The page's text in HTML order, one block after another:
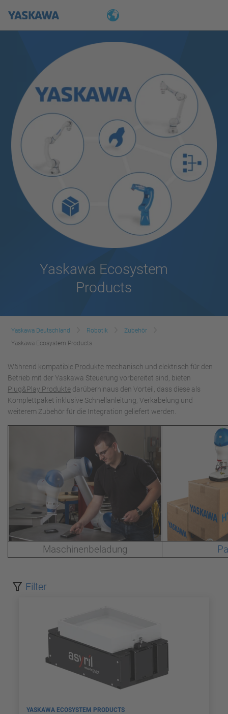
Yaskawa Ecosystem
Products
Yaskawa Deutschland Robotik
Zubehör
Yaskawa Ecosystem Products
Während kompatible Produkte mechanisch und elektrisch für den
Betrieb mit der Yaskawa Steuerung vorbereitet sind, bieten
Plug&Play Produkte darüberhinaus den Vorteil, dass diese als
Komplettpaket inklusive Schnellanleitung, Verkabelung und
weiterem Zubehör für die Integration geliefert werden.
Maschinenbeladung
Filter
YASKAWA ECOSYSTEM PRODUCTS